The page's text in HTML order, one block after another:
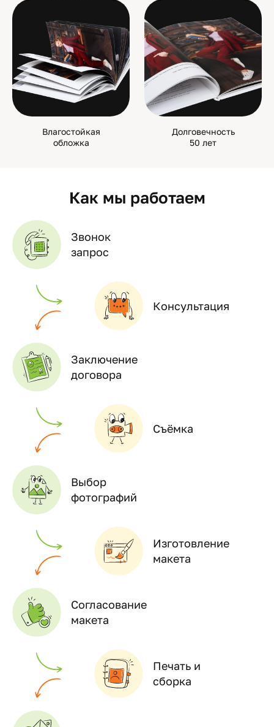
Влагостойкая
обложка
Долговечность
50 лет
Как мы работаем
Звонок
запрос
Консультация
Заключение
договора
Съёмка
Выбор
фотографий
Изготовление
макета
Согласование
макета
Печать и
сборка